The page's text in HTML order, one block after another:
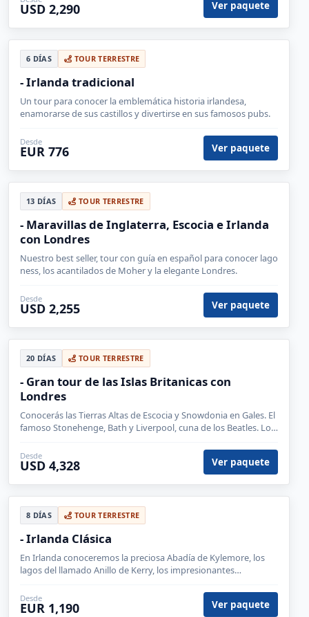
USD 2,290 Ver paquete
6 DÍAS TOUR TERRESTRE
- Irlanda tradicional
Un tour para conocer la emblemática historia irlandesa,
enamorarse de sus castillos y divertirse en sus famosos pubs.
Desde
EUR 776 Ver paquete
13 DÍAS TOUR TERRESTRE
- Maravillas de Inglaterra, Escocia e Irlanda
con Londres
Nuestro best seller, tour con guía en español para conocer lago
ness, los acantilados de Moher y la elegante Londres.
Desde
USD 2,255 Ver paquete
20 DÍAS TOUR TERRESTRE
- Gran tour de las Islas Britanicas con
Londres
Conocerás las Tierras Altas de Escocia y Snowdonia en Gales. El
famoso Stonehenge, Bath y Liverpool, cuna de los Beatles. Los
Desde
USD 4,328 Ver paquete
8 DÍAS TOUR TERRESTRE
- Irlanda Clásica
En Irlanda conoceremos la preciosa Abadía de Kylemore, los
lagos del llamado Anillo de Kerry, los impresionantes
Cashel.
Desde
EUR 1,190 Ver paquete